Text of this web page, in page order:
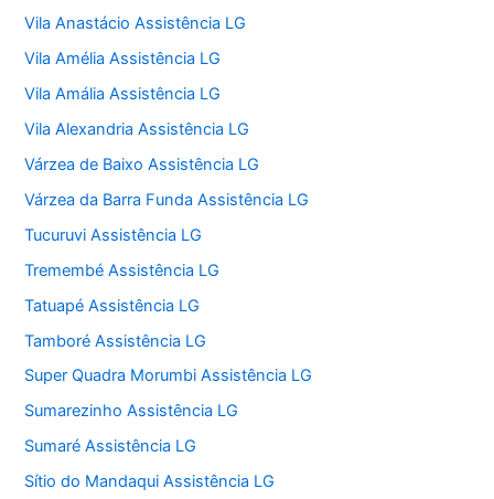
Vila Anastácio Assistência LG
Vila Amélia Assistência LG
Vila Amália Assistência LG
Vila Alexandria Assistência LG
Várzea de Baixo Assistência LG
Várzea da Barra Funda Assistência LG
Tucuruvi Assistência LG
Tremembé Assistência LG
Tatuapé Assistência LG
Tamboré Assistência LG
Super Quadra Morumbi Assistência LG
Sumarezinho Assistência LG
Sumaré Assistência LG
Sítio do Mandaqui Assistência LG